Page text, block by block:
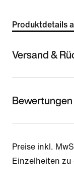
Produktdetails
Versand &
Preise inkl.
Einzelheiten zu